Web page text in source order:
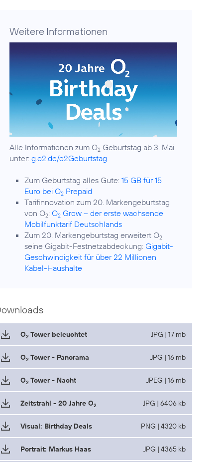
Weitere Informationen
Alle Informationen zum O2 Geburtstag ab 3. Mai
unter:g.o2.de/o2Geburtstag
Zum Geburtstag alles Gute:15 GB für 15
Euro bei O2 Prepaid
Tarifinnovation zum 20. Markengeburtstag
von O2:O2 Grow – der erste wachsende
Mobilfunktarif Deutschlands
Zum 20. Markengeburtstag erweitert O2
seine Gigabit-Festnetzabdeckung:Gigabit-
Geschwindigkeit für über 22 Millionen
Kabel-Haushalte
O2 Tower beleuchtet JPG | 17 mb
O2 Tower - Panorama JPG | 16 mb
O2 Tower - Nacht JPEG | 16 mb
Zeitstrahl - 20 Jahre O2 JPG | 6406 kb
Visual: Birthday Deals PNG | 4320 kb
Portrait: Markus Haas JPG | 4365 kb